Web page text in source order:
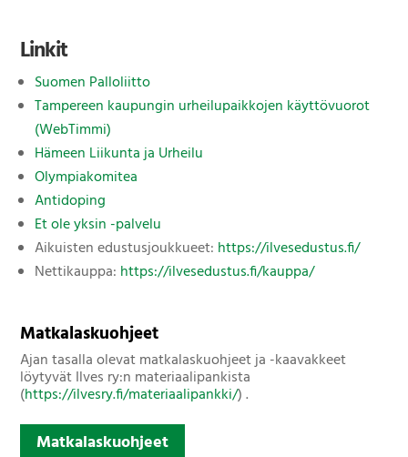
Linkit
Suomen Palloliitto
Tampereen kaupungin urheilupaikkojen käyttövuorot
(WebTimmi)
Hämeen Liikunta ja Urheilu
Olympiakomitea
Antidoping
Et ole yksin -palvelu
Aikuisten edustusjoukkueet: https://ilvesedustus.fi/
Nettikauppa: https://ilvesedustus.fi/kauppa/
Matkalaskuohjeet
Ajan tasalla olevat matkalaskuohjeet ja -kaavakkeet
löytyvät Ilves ry:n materiaalipankista
(https://ilvesry.fi/materiaalipankki/) .
Matkalaskuohjeet